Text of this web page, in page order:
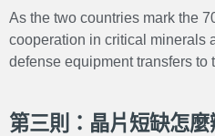
As the two countries mark the
cooperation in critical minerals
defense equipment transfers
第三則：晶片短缺怎